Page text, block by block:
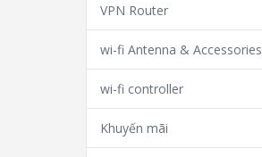
VPN Router
wi-fi Antenna & Accessories
wi-fi controller
Khuyến mãi